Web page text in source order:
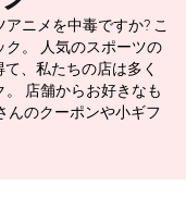
ニメを中毒ですか? こ
ク。 人気のスポーツの
、私たちの店は多く
店舗からお好きなも
んのクーポンや小ギフ